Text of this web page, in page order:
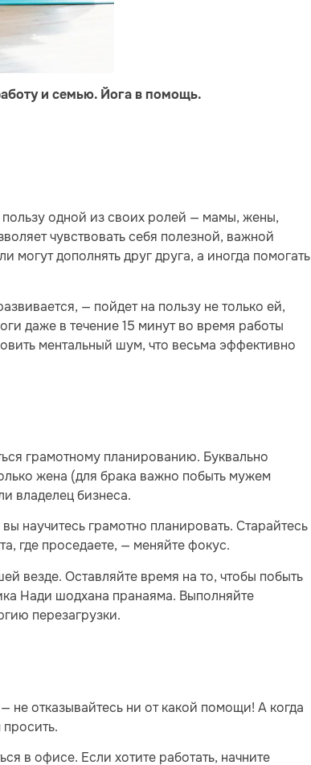
и семью. Йога в помощь.
одной из своих ролей — мамы, жены,
чувствовать себя полезной, важной
могут дополнять друг друга, а иногда помогать
— пойдет на пользу не только ей,
даже в течение 15 минут во время работы
ментальный шум, что весьма эффективно
грамотному планированию. Буквально
жена (для брака важно побыть мужем
владелец бизнеса.
научитесь грамотно планировать. Старайтесь
где проседаете, — меняйте фокус.
везде. Оставляйте время на то, чтобы побыть
Нади шодхана пранаяма. Выполняйте
перезагрузки.
отказывайтесь ни от какой помощи! А когда
просить.
в офисе. Если хотите работать, начните